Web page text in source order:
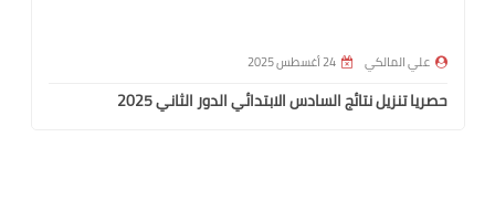
علي المالكي 24 أغسطس 2025
حصريا تنزيل نتائج السادس الابتدائي الدور الثاني 2025